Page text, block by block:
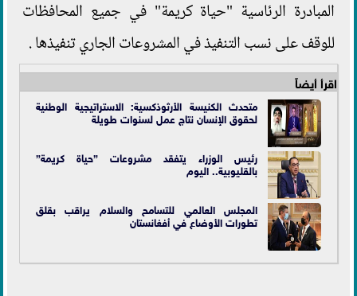
المبادرة الرئاسية "حياة كريمة" في جميع المحافظات
للوقف على نسب التنفيذ في المشروعات الجاري تنفيذها .
اقرأ أيضاً
متحدث الكنيسة الأرثوذكسية: الاستراتيجية الوطنية
لحقوق الإنسان نتاج عمل لسنوات طويلة
رئيس الوزراء يتفقد مشروعات ”حياة كريمة”
بالقليوبية.. اليوم
المجلس العالمي للتسامح والسلام يراقب بقلق
تطورات الأوضاع في أفغانستان